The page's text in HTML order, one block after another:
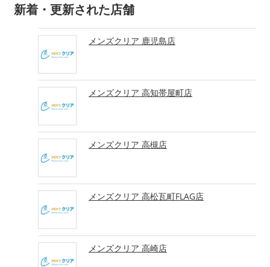
新着・更新された店舗
メンズクリア 鹿児島店
メンズクリア 高知帯屋町店
メンズクリア 高槻店
メンズクリア 高松瓦町FLAG店
メンズクリア 高崎店